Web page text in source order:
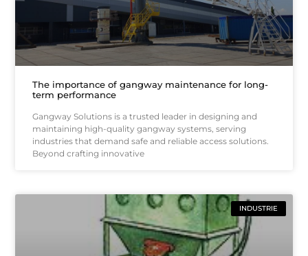
The importance of gangway maintenance for long-
term performance
Gangway Solutions is a trusted leader in designing and
maintaining high-quality gangway systems, serving
industries that demand safe and reliable access solutions.
Beyond crafting innovative
INDUSTRIE